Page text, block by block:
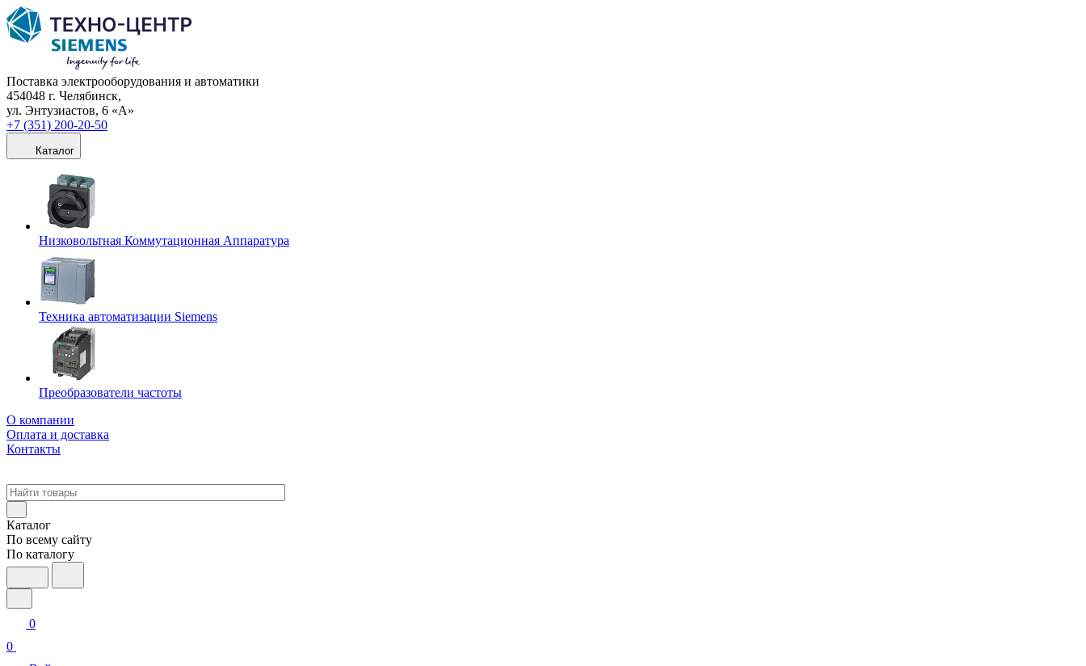
Поставка электрооборудования и автоматики
454048 г. Челябинск,
ул. Энтузиастов, 6 «А»
+7 (351) 200-20-50
Каталог
Низковольтная Коммутационная Аппаратура
Техника автоматизации Siemens
Преобразователи частоты
О компании
Оплата и доставка
Контакты
Каталог
По всему сайту
По каталогу
0
0